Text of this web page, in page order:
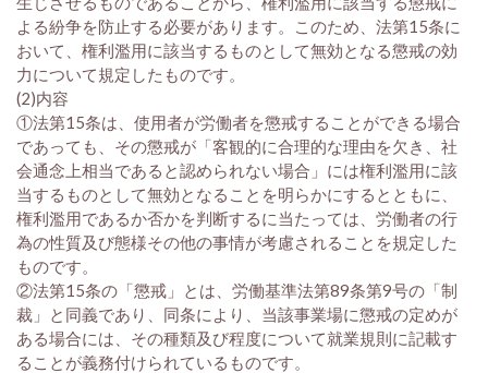
よる紛争を防止する必要があります。このため、法第15条に
おいて、権利濫用に該当するものとして無効となる懲戒の効
力について規定したものです。
(2)内容
①法第15条は、使用者が労働者を懲戒することができる場合
であっても、その懲戒が「客観的に合理的な理由を欠き、社
会通念上相当であると認められない場合」には権利濫用に該
当するものとして無効となることを明らかにするとともに、
権利濫用であるか否かを判断するに当たっては、労働者の行
為の性質及び態様その他の事情が考慮されることを規定した
ものです。
②法第15条の「懲戒」とは、労働基準法第89条第9号の「制
裁」と同義であり、同条により、当該事業場に懲戒の定めが
ある場合には、その種類及び程度について就業規則に記載す
ることが義務付けられているものです。